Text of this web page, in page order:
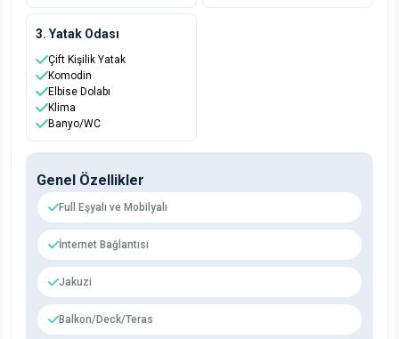
3. Yatak Odası
Çift Kişilik Yatak
Komodin
Elbise Dolabı
Klima
Banyo/WC
Genel Özellikler
Full Eşyalı ve Mobilyalı
İnternet Bağlantısı
Jakuzi
Balkon/Deck/Teras